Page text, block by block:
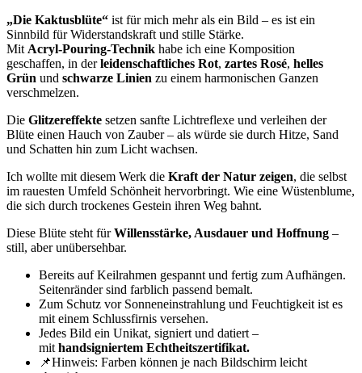
„Die Kaktusblüte“ ist für mich mehr als ein Bild – es ist ein
Sinnbild für Widerstandskraft und stille Stärke.
Mit Acryl-Pouring-Technik habe ich eine Komposition
geschaffen, in derleidenschaftliches Rot, zartes Rosé, helles
Grün und schwarze Linien zu einem harmonischen Ganzen
verschmelzen.
Die Glitzereffekte setzen sanfte Lichtreflexe und verleihen der
Blüte einen Hauch von Zauber – als würde sie durch Hitze, Sand
und Schatten hin zum Licht wachsen.
Ich wollte mit diesem Werk die Kraft der Natur zeigen, die selbst
im rauesten Umfeld Schönheit hervorbringt. Wie eine Wüstenblume,
die sich durch trockenes Gestein ihren Weg bahnt.
Diese Blüte steht fürWillensstärke, Ausdauer und Hoffnung –
still, aber unübersehbar.
Bereits auf Keilrahmen gespannt und fertig zum Aufhängen.
Seitenränder sind farblich passend bemalt.
Zum Schutz vor Sonneneinstrahlung und Feuchtigkeit ist es
mit einem Schlussfirnis versehen.
Jedes Bild ein Unikat, signiert und datiert –
mit handsigniertem Echtheitszertifikat.
📌Hinweis: Farben können je nach Bildschirm leicht